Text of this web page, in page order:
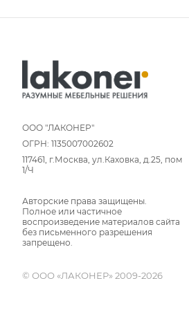
ООО "ЛАКОНЕР"
ОГРН: 1135007002602
117461, г.Москва, ул.Каховка, д.25, пом
1/Ч
Авторские права защищены.
Полное или частичное
воспроизведение материалов сайта
без письменного разрешения
запрещено.
© ООО «ЛАКОНЕР» 2009-2026